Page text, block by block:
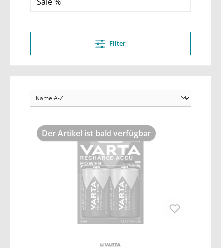
Filter
Der Artikel ist bald verfügbar